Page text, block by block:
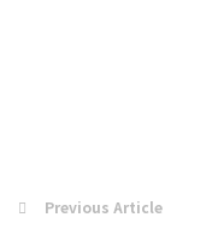
Previous Article